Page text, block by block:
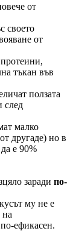
от
своето
от
тъкан във
ползата
след
малко
другаде) но в
е 90%
заради по-
му не е
на
ефикасен.